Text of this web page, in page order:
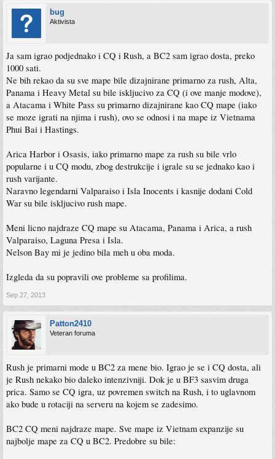
bug
Aktivista
Ja sam igrao podjednako i CQ i Rush, a BC2 sam igrao dosta, preko
1000 sati.
Ne bih rekao da su sve mape bile dizajnirane primarno za rush, Alta,
Panama i Heavy Metal su bile iskljucivo za CQ (i ove manje modove),
a Atacama i White Pass su primarno dizajnirane kao CQ mape (iako
se moze igrati na njima i rush), ovo se odnosi i na mape iz Vietnama
Phui Bai i Hastings.
Arica Harbor i Osasis, iako primarno mape za rush su bile vrlo
popularne i u CQ modu, zbog destrukcije i igrale su se jednako kao i
rush varijante.
Naravno legendarni Valparaiso i Isla Inocents i kasnije dodani Cold
War su bile iskljucivo rush mape.
Meni licno najdraze CQ mape su Atacama, Panama i Arica, a rush
Valparaiso, Laguna Presa i Isla.
Nelson Bay mi je jedino bila meh u oba moda.
Izgleda da su popravili ove probleme sa profilima.
Sep 27, 2013
Patton2410
Veteran foruma
Rush je primarni mode u BC2 za mene bio. Igrao je se i CQ dosta, ali
je Rush nekako bio daleko intenzivniji. Dok je u BF3 sasvim druga
prica. Samo se CQ igra, uz povremen switch na Rush, i to uglavnom
ako bude u rotaciji na serveru na kojem se zadesimo.
BC2 CQ meni najdraze mape. Sve mape iz Vietnam expanzije su
najbolje mape za CQ u BC2. Predobre su bile: